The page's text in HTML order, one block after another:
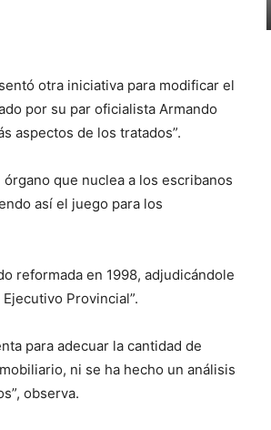
otra iniciativa para modificar el
por su par oficialista Armando
aspectos de los tratados”.
que nuclea a los escribanos
así el juego para los
reformada en 1998, adjudicándole
Provincial”.
para adecuar la cantidad de
ni se ha hecho un análisis
observa.